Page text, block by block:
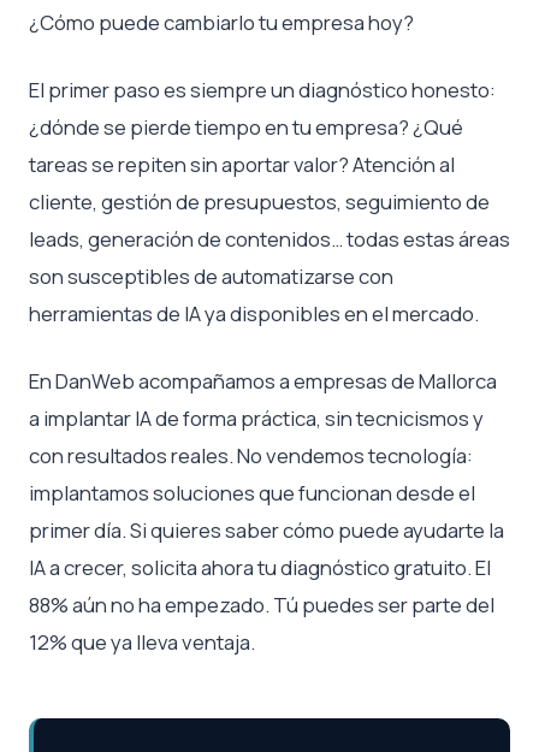
¿Cómo puede cambiarlo tu empresa hoy?
El primer paso es siempre un diagnóstico honesto:
¿dónde se pierde tiempo en tu empresa? ¿Qué
tareas se repiten sin aportar valor? Atención al
cliente, gestión de presupuestos, seguimiento de
leads, generación de contenidos… todas estas áreas
son susceptibles de automatizarse con
herramientas de IA ya disponibles en el mercado.
En DanWeb acompañamos a empresas de Mallorca
a implantar IA de forma práctica, sin tecnicismos y
con resultados reales. No vendemos tecnología:
implantamos soluciones que funcionan desde el
primer día. Si quieres saber cómo puede ayudarte la
IA a crecer, solicita ahora tu diagnóstico gratuito. El
88% aún no ha empezado. Tú puedes ser parte del
12% que ya lleva ventaja.